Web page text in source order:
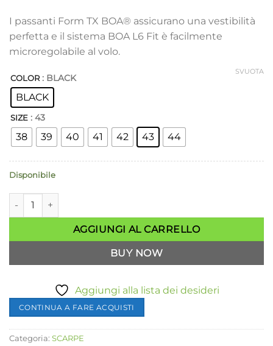
I passanti Form TX BOA® assicurano una vestibilità
perfetta e il sistema BOA L6 Fit è facilmente
microregolabile al volo.
COLOR : BLACK
BLACK
SIZE : 43
38 39 40 41 42 43 44
SVUOTA
Disponibile
Scarpe ciclismo OUTDOOR CRONO CG2 Vibram SPD Sole
AGGIUNGI AL CARRELLO
BUY NOW
Aggiungi alla lista dei desideri
CONTINUA A FARE ACQUISTI
Categoria: SCARPE